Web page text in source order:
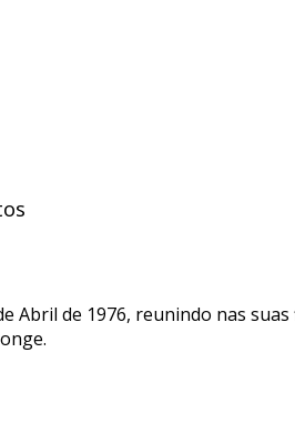
Abril de 1976, reunindo nas